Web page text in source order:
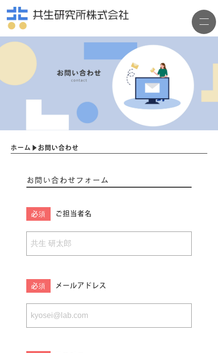
ホーム ▶ お問い合わせ
お問い合わせフォーム
ご担当者名
メールアドレス